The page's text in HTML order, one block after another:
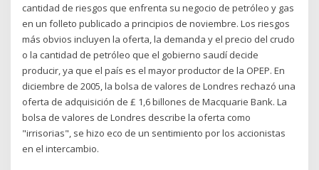
cantidad de riesgos que enfrenta su negocio de petróleo y gas
en un folleto publicado a principios de noviembre. Los riesgos
más obvios incluyen la oferta, la demanda y el precio del crudo
o la cantidad de petróleo que el gobierno saudí decide
producir, ya que el país es el mayor productor de la OPEP. En
diciembre de 2005, la bolsa de valores de Londres rechazó una
oferta de adquisición de £ 1,6 billones de Macquarie Bank. La
bolsa de valores de Londres describe la oferta como
"irrisorias", se hizo eco de un sentimiento por los accionistas
en el intercambio.